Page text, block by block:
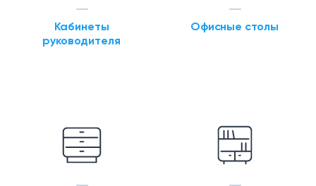
Кабинеты
руководителя
Офисные столы